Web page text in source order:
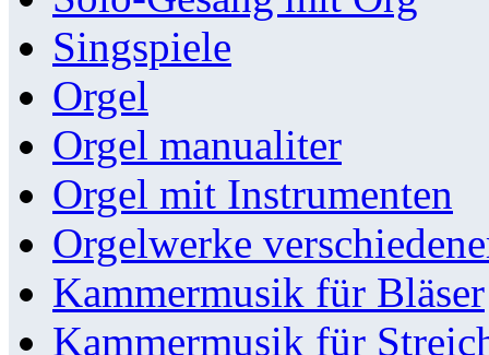
Singspiele
Orgel
Orgel manualiter
Orgel mit Instrumenten
Orgelwerke
Kammermusik für Bläser
Kammermusik für